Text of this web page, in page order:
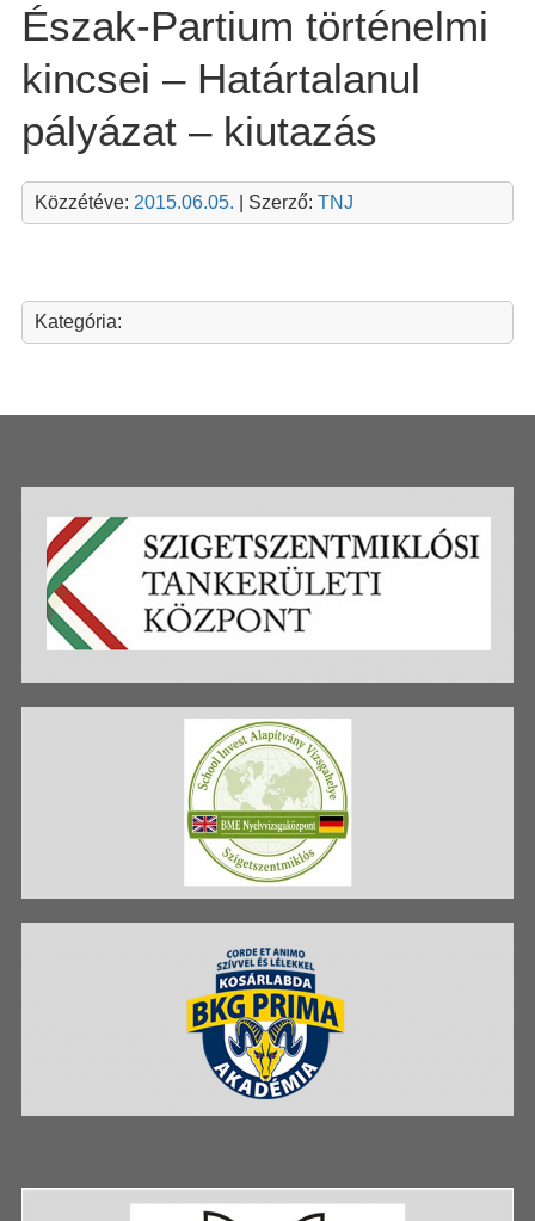
Észak-Partium történelmi
kincsei – Határtalanul
pályázat – kiutazás
Közzétéve: 2015.06.05. | Szerző: TNJ
Kategória: